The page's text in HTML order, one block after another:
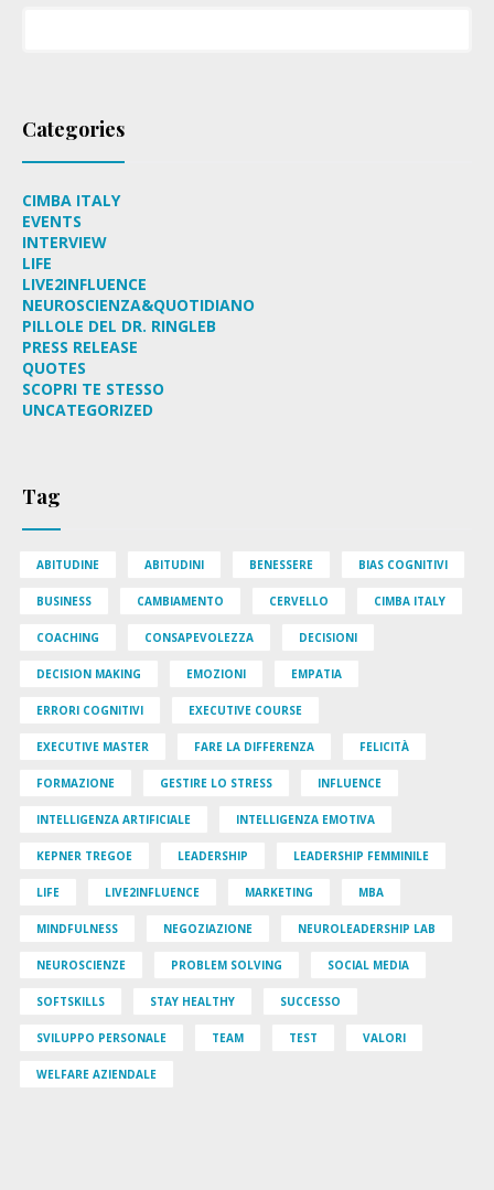
Categories
CIMBA ITALY
EVENTS
INTERVIEW
LIFE
LIVE2INFLUENCE
NEUROSCIENZA&QUOTIDIANO
PILLOLE DEL DR. RINGLEB
PRESS RELEASE
QUOTES
SCOPRI TE STESSO
UNCATEGORIZED
Tag
ABITUDINE ABITUDINI BENESSERE BIAS COGNITIVI
BUSINESS CAMBIAMENTO CERVELLO CIMBA ITALY
COACHING CONSAPEVOLEZZA DECISIONI
DECISION MAKING EMOZIONI EMPATIA
ERRORI COGNITIVI EXECUTIVE COURSE
EXECUTIVE MASTER FARE LA DIFFERENZA FELICITÀ
FORMAZIONE GESTIRE LO STRESS INFLUENCE
INTELLIGENZA ARTIFICIALE INTELLIGENZA EMOTIVA
KEPNER TREGOE LEADERSHIP LEADERSHIP FEMMINILE
LIFE LIVE2INFLUENCE MARKETING MBA
MINDFULNESS NEGOZIAZIONE NEUROLEADERSHIP LAB
NEUROSCIENZE PROBLEM SOLVING SOCIAL MEDIA
SOFTSKILLS STAY HEALTHY SUCCESSO
SVILUPPO PERSONALE TEAM TEST VALORI
WELFARE AZIENDALE